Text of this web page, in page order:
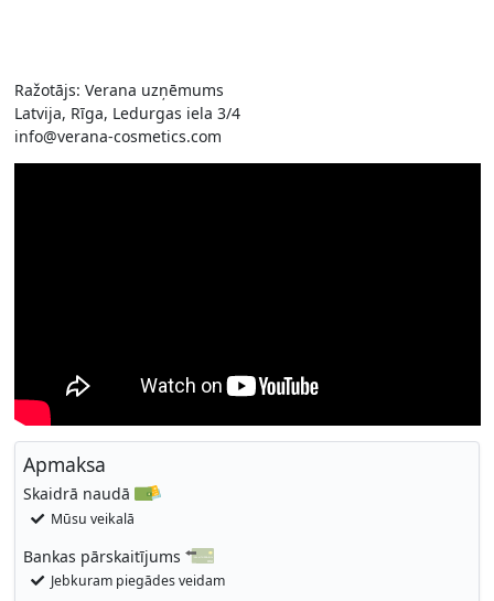
Ražotājs: Verana uzņēmums
Latvija, Rīga, Ledurgas iela 3/4
info@verana-cosmetics.com
Apmaksa
Skaidrā naudā
Mūsu veikalā
Bankas pārskaitījums
Jebkuram piegādes veidam